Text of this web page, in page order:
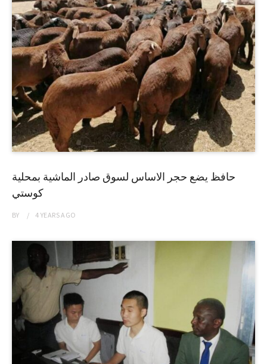
حافظ يضع حجر الاساس لسوق صادر الماشية بمحلية
كوستي
BY 4 YEARSAGO